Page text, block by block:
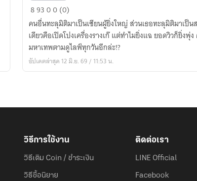
สตรี
เม
อร์
สาว
สุด
หล้า
ภพ
89300 (0)
คนอื่นทะลุมิติมาเป็นเซียนผู้ยิ่งใหญ่ ส่วนเธอทะลุมิติมาเป็นสตรีม
เดียวคือเปิดโปงเครื่องรางเก๊ แต่ทำไมยิ่งแฉ ยอดวิวก็ยิ่งพุ่
มหาเทพตามดูไลฟ์ทุกวันอีกล่ะ!?
อัปเดตล่าสุด 12 มิ.ย. 69 / 11:53 น.
วิธีการใช้งาน
วิธีเติม Coin / ชำระเงิน
วิธีซื้อนิยาย
ติดต่อเรา
LINE Official
Facebook